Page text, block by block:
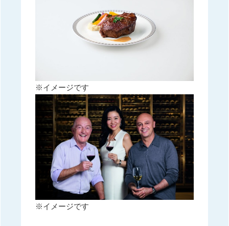
※イメージです
※イメージです